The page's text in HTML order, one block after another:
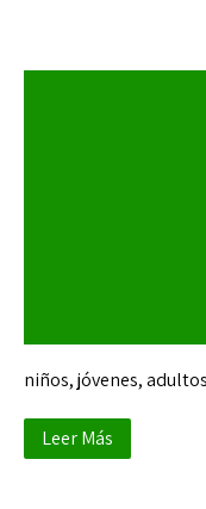
niños, jóvenes,
Leer Más